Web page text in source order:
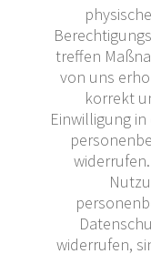
treffen
von uns
korrekt
Einwilligung
widerrufen,